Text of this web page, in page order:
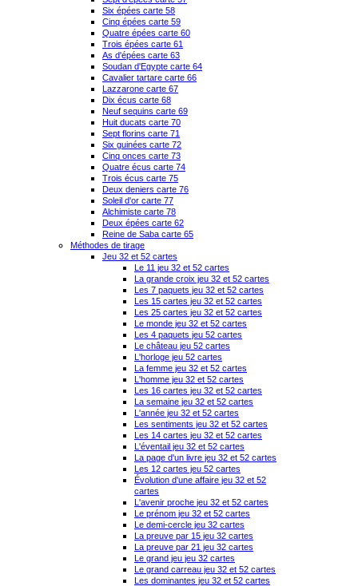
Six épées carte 58
Cinq épées carte 59
Quatre épées carte 60
Trois épées carte 61
As d'épées carte 63
Soudan d'Egypte carte 64
Cavalier tartare carte 66
Lazzarone carte 67
Dix écus carte 68
Neuf sequins carte 69
Huit ducats carte 70
Sept florins carte 71
Six guinées carte 72
Cinq onces carte 73
Quatre écus carte 74
Trois écus carte 75
Deux deniers carte 76
Soleil d'or carte 77
Alchimiste carte 78
Deux épées carte 62
Reine de Saba carte 65
Méthodes de tirage
Jeu 32 et 52 cartes
Le 11 jeu 32 et 52 cartes
La grande croix jeu 32 et 52 cartes
Les 7 paquets jeu 32 et 52 cartes
Les 15 cartes jeu 32 et 52 cartes
Les 25 cartes jeu 32 et 52 cartes
Le monde jeu 32 et 52 cartes
Les 4 paquets jeu 52 cartes
Le château jeu 52 cartes
L'horloge jeu 52 cartes
La femme jeu 32 et 52 cartes
L'homme jeu 32 et 52 cartes
Les 16 cartes jeu 32 et 52 cartes
La semaine jeu 32 et 52 cartes
L'année jeu 32 et 52 cartes
Les sentiments jeu 32 et 52 cartes
Les 14 cartes jeu 32 et 52 cartes
L'éventail jeu 32 et 52 cartes
La page d'un livre jeu 32 et 52 cartes
Les 12 cartes jeu 52 cartes
Évolution d'une affaire jeu 32 et 52
cartes
L'avenir proche jeu 32 et 52 cartes
Le prénom jeu 32 et 52 cartes
Le demi-cercle jeu 32 cartes
La preuve par 15 jeu 32 cartes
La preuve par 21 jeu 32 cartes
Le grand jeu jeu 32 cartes
Le grand carreau jeu 32 et 52 cartes
Les dominantes jeu 32 et 52 cartes